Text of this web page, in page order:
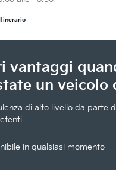
Itinerario
vantaggi
un veicolo
di alto livello da parte
in qualsiasi momento